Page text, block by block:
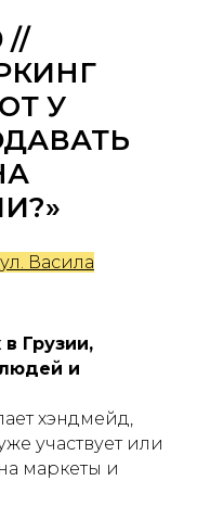
//
У
Васила
Грузии,
и
хэндмейд,
участвует или
маркеты и